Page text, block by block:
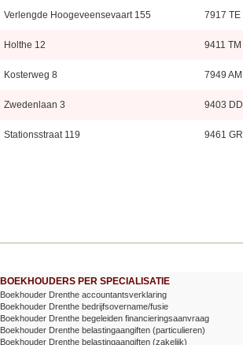
Verlengde Hoogeveensevaart 155 7917 TE
Holthe 12 9411 TM
Kosterweg 8 7949 AM
Zwedenlaan 3 9403 DD
Stationsstraat 119 9461 GR
BOEKHOUDERS PER SPECIALISATIE
Boekhouder Drenthe accountantsverklaring
Boekhouder Drenthe bedrijfsovername/fusie
Boekhouder Drenthe begeleiden financieringsaanvraag
Boekhouder Drenthe belastingaangiften (particulieren)
Boekhouder Drenthe belastingaangiften (zakelijk)